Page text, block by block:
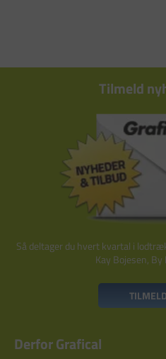
Tilmeld
Så deltager du hvert kvartal i
Kay Bojesen, By
Derfor Grafical